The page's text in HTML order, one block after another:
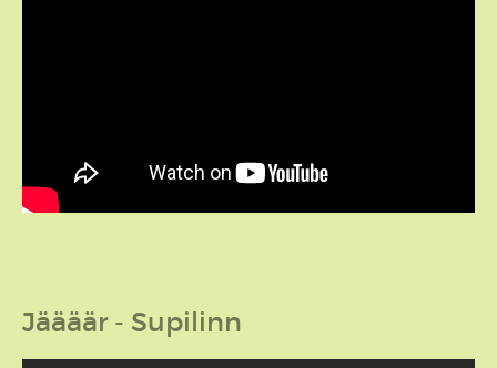
Jäääär - Supilinn